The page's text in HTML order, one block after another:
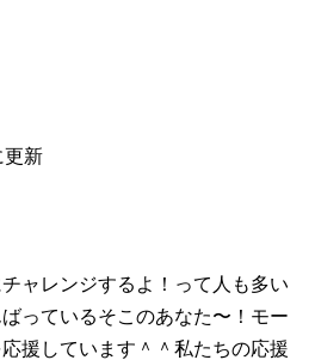
更新
ャレンジするよ！って人も多い
っているそこのあなた〜！モー
援しています＾＾私たちの応援